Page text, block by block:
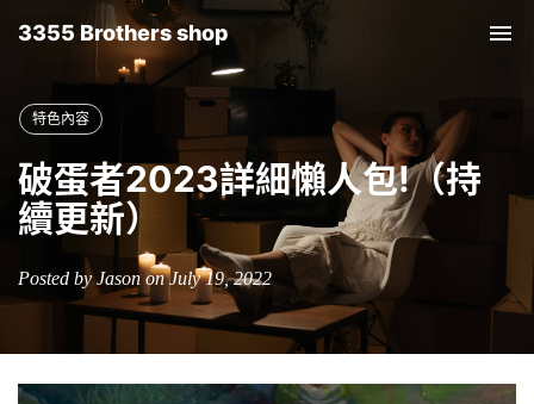
3355 Brothers shop
特色內容
破蛋者2023詳細懶人包!（持
續更新）
Posted by Jason on July 19, 2022